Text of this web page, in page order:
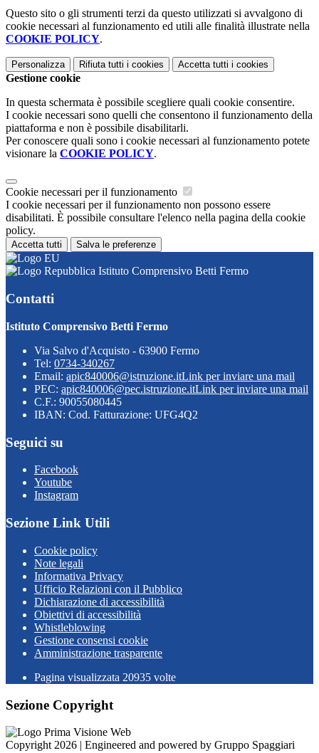
Questo sito o gli strumenti terzi da questo utilizzati si avvalgono di
cookie necessari al funzionamento ed utili alle finalità illustrate nella
COOKIE POLICY.
Personalizza Rifiuta tutti i cookies Accetta tutti i cookies
Gestione cookie
In questa schermata è possibile scegliere quali cookie consentire.
I cookie necessari sono quelli che consentono il funzionamento della
piattaforma e non è possibile disabilitarli.
Per conoscere quali sono i cookie necessari al funzionamento potete
visionare la COOKIE POLICY.
Cookie necessari per il funzionamento
I cookie necessari per il funzionamento non possono essere
disabilitati. È possibile consultare l'elenco nella pagina della cookie
policy.
Accetta tutti Salva le preferenze
Istituto Comprensivo Betti Fermo
Contatti
Istituto Comprensivo Betti Fermo
Via Salvo d'Acquisto - 63900 Fermo
Tel: 0734-340267
Email: apic840006@istruzione.itLink per inviare una mail
PEC: apic840006@pec.istruzione.itLink per inviare una mail
C.F.: 90055080445
IBAN: Cod. Fatturazione: UFG4Q2
Seguici su
Facebook
Youtube
Instagram
Sezione Link Utili
Cookie policy
Note legali
Informativa Privacy
Ufficio Relazioni con il Pubblico
Dichiarazione di accessibilità
Obiettivi di accessibilità
Whistleblowing
Gestione consensi cookie
Amministrazione trasparente
Pagina visualizzata 20935 volte
Sezione Copyright
Copyright 2026 | Engineered and powered by Gruppo Spaggiari